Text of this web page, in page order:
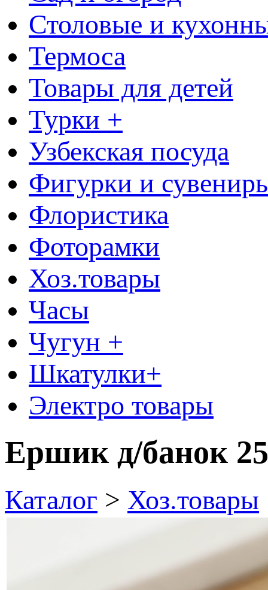
Столовые и
Термоса
Товары для детей
Турки +
Узбекская посуда
Фигурки и
Флористика
Фоторамки
Хоз.товары
Часы
Чугун +
Шкатулки+
Электро товары
Ершик д/банок
Каталог > Хоз.товары